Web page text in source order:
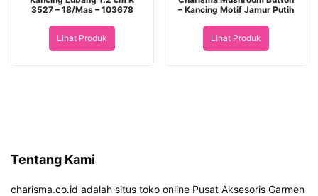
3527 – 18/Mas – 103678
Lihat Produk
– Kancing Motif Jamur Putih
Lihat Produk
Tentang Kami
charisma.co.id adalah situs toko online Pusat Aksesoris Garmen